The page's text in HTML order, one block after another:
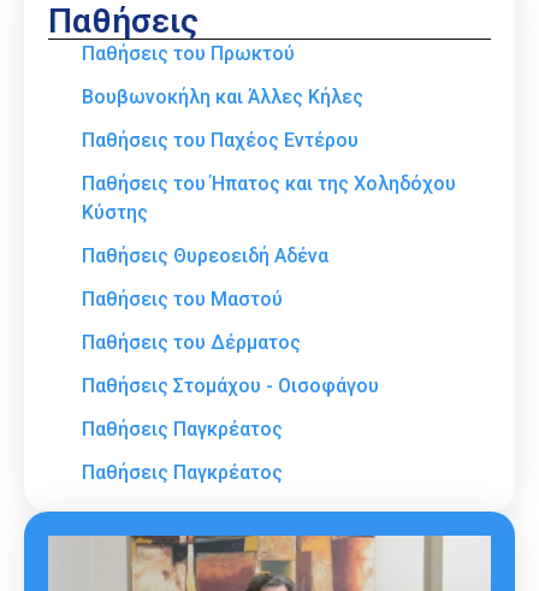
Παθήσεις
Παθήσεις του Πρωκτού
Βουβωνοκήλη και Άλλες Κήλες
Παθήσεις του Παχέος Εντέρου
Παθήσεις του Ήπατος και της Χοληδόχου
Κύστης
Παθήσεις Θυρεοειδή Αδένα
Παθήσεις του Μαστού
Παθήσεις του Δέρματος
Παθήσεις Στομάχου - Οισοφάγου
Παθήσεις Παγκρέατος
Παθήσεις Παγκρέατος